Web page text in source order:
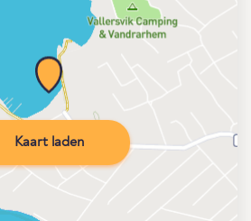
Kaart laden